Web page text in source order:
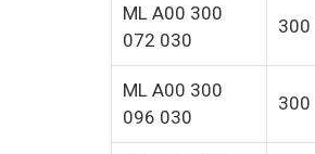
ML A00 300
072 030
300
ML A00 300
096 030
300